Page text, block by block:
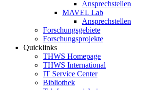
Ansprechstellen
MAVEL Lab
Ansprechstellen
Forschungsgebiete
Forschungsprojekte
Quicklinks
THWS Homepage
THWS International
IT Service Center
Bibliothek